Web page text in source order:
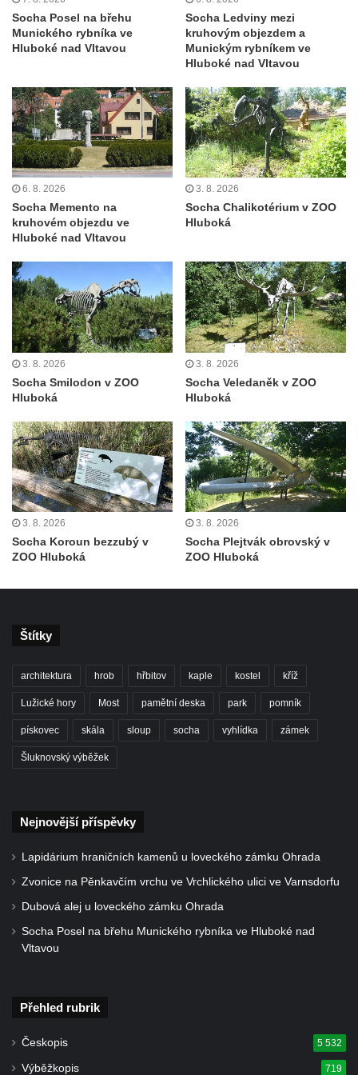
Račicích
Povodňový sloup II. v Dobříni
Povodňový sloup I. v Dobříni
Socha svatého Floriána na domě čp. 3 v
Oparnu
Socha svaté Anny u domu čp. 3 v Oparnu
Lavička Václava Havla v Pardubicích
Lavička Václava Havla v Krásné Lípě
Kamenný obelisk na vyhlídce u Pravčické
brány
Sousoší svatého Václava, svatého Floriána
a svatého Jana Nepomuckého východně
od Mezné
Srbské Kamenici
Podstavec v zámecké zahradě v Duchcově
Sousoší dětí u obecního úřadu v Janově
Socha Andromedé u pavilonu Reinerovy
fresky v Duchcově
Socha Amfitrité u pavilonu Reinerovy fresky
Duchcově
Delfín na Sfingovém rybníku v zámeckém
parku v Duchcově
Sfinga I. na Sfingovém rybníku v zámeckém
Duchcově
Socha Herkula se saní na nádvoří zámku v
Duchcově
Socha Marse na nádvoří zámku v
Socha svatého Václava u kostela
Zvěstování Panny Marie v Duchcově
Socha Posel na břehu
Munického rybníka ve
Hluboké nad Vltavou
Socha Ledviny mezi
kruhovým objezdem a
Munickým rybníkem ve
Hluboké nad Vltavou
6. 8. 2026
Socha Memento na
kruhovém objezdu ve
Hluboké nad Vltavou
3. 8. 2026
Socha Chalikotérium v ZOO
Hluboká
3. 8. 2026
Socha Smilodon v ZOO
Hluboká
3. 8. 2026
Socha Veledaněk v ZOO
Hluboká
3. 8. 2026
Socha Koroun bezzubý v
ZOO Hluboká
3. 8. 2026
Socha Plejtvák obrovský v
ZOO Hluboká
Štítky
architektura hrob hřbitov kaple kostel kříž
Lužické hory Most pamětní deska park pomník
pískovec skála sloup socha vyhlídka zámek
Šluknovský výběžek
Nejnovější příspěvky
Lapidárium hraničních kamenů u loveckého zámku Ohrada
Zvonice na Pěnkavčím vrchu ve Vrchlického ulici ve Varnsdorfu
Dubová alej u loveckého zámku Ohrada
Socha Posel na břehu Munického rybníka ve Hluboké nad
Vltavou
Přehled rubrik
Českopis 5 532
Výběžkopis 719